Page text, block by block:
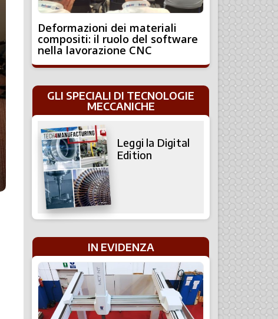
Deformazioni dei materiali
compositi: il ruolo del software
nella lavorazione CNC
GLI SPECIALI DI TECNOLOGIE
MECCANICHE
Leggi la Digital
Edition
IN EVIDENZA